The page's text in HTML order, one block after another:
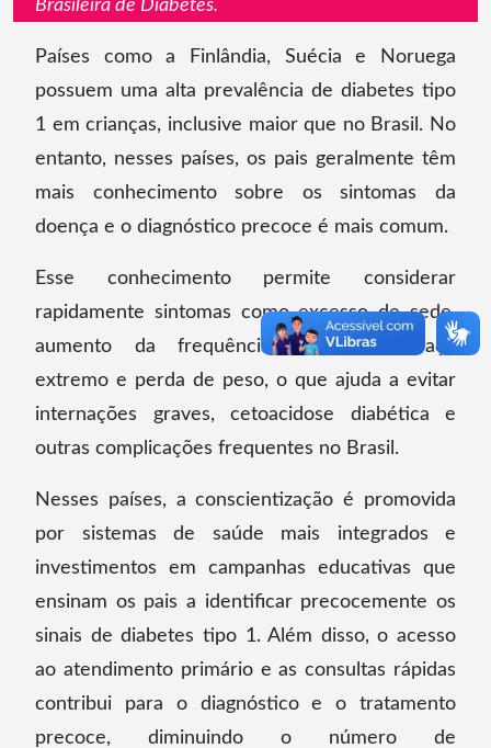
Brasileira de Diabetes.
Países como a Finlândia, Suécia e Noruega
possuem uma alta prevalência de diabetes tipo
1 em crianças, inclusive maior que no Brasil. No
entanto, nesses países, os pais geralmente têm
mais conhecimento sobre os sintomas da
doença e o diagnóstico precoce é mais comum.
Esse conhecimento permite considerar
rapidamente sintomas como excesso de sede,
aumento da frequência urinária, cansaço
extremo e perda de peso, o que ajuda a evitar
internações graves, cetoacidose diabética e
outras complicações frequentes no Brasil.
Nesses países, a conscientização é promovida
por sistemas de saúde mais integrados e
investimentos em campanhas educativas que
ensinam os pais a identificar precocemente os
sinais de diabetes tipo 1. Além disso, o acesso
ao atendimento primário e as consultas rápidas
contribui para o diagnóstico e o tratamento
precoce, diminuindo o número de